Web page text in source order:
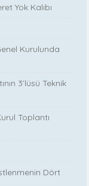
Yok Kalıbı
Kurulunda
3’lüsü Teknik
Toplantı
Dört